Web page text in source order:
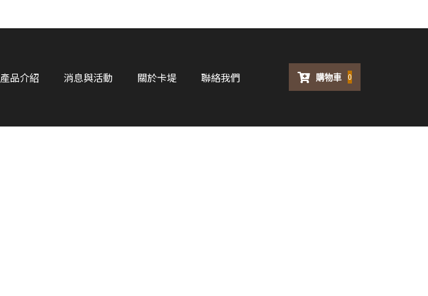
產品介紹 消息與活動 關於卡堤 聯絡我們 購物車 0